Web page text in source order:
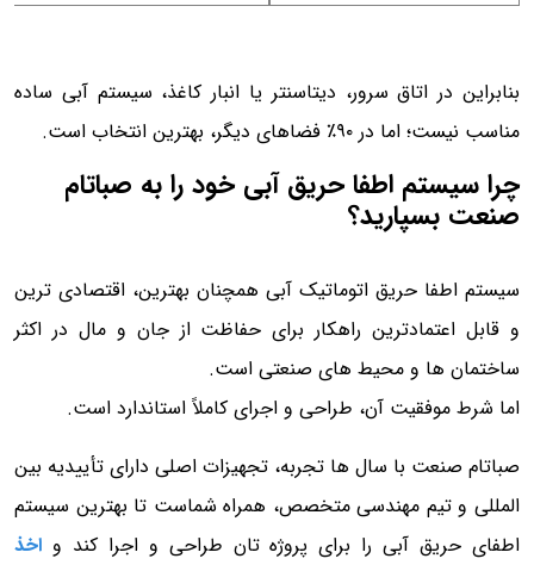
بنابراین در اتاق سرور، دیتاسنتر یا انبار کاغذ، سیستم آبی ساده
مناسب نیست؛ اما در ۹۰٪ فضاهای دیگر، بهترین انتخاب است.
چرا سیستم اطفا حریق آبی خود را به صباتام
صنعت بسپارید؟
سیستم اطفا حریق اتوماتیک آبی همچنان بهترین، اقتصادی ترین
و قابل اعتمادترین راهکار برای حفاظت از جان و مال در اکثر
ساختمان ها و محیط های صنعتی است.
اما شرط موفقیت آن، طراحی و اجرای کاملاً استاندارد است.
صباتام صنعت با سال ها تجربه، تجهیزات اصلی دارای تأییدیه بین
المللی و تیم مهندسی متخصص، همراه شماست تا بهترین سیستم
اطفای حریق آبی را برای پروژه تان طراحی و اجرا کند و اخذ